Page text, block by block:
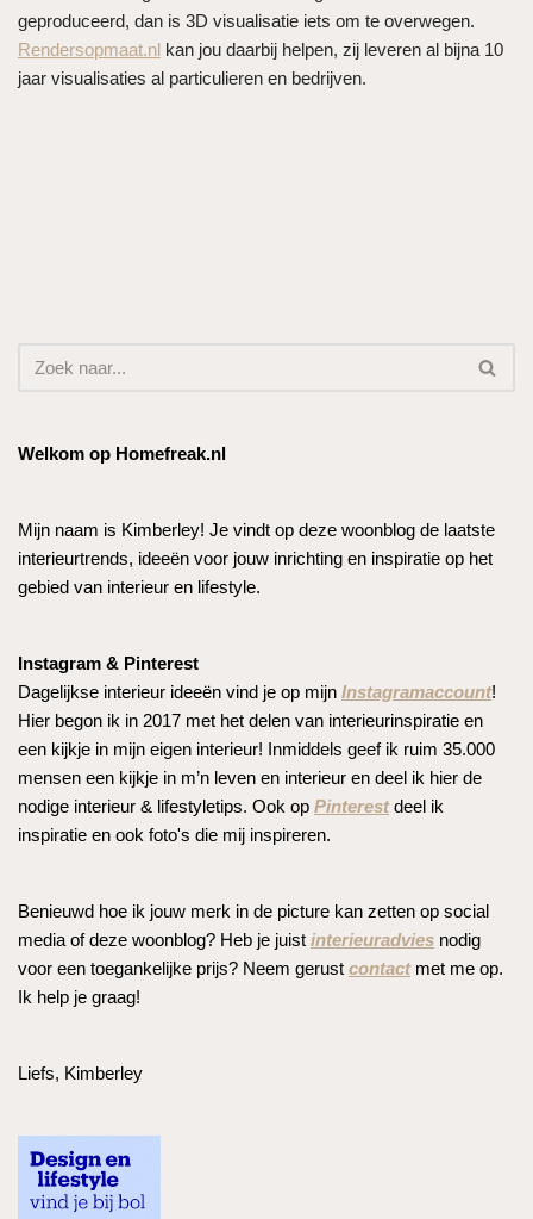
geproduceerd, dan is 3D visualisatie iets om te overwegen.
Rendersopmaat.nl kan jou daarbij helpen, zij leveren al bijna 10
jaar visualisaties al particulieren en bedrijven.
Welkom op Homefreak.nl
Mijn naam is Kimberley! Je vindt op deze woonblog de laatste
interieurtrends, ideeën voor jouw inrichting en inspiratie op het
gebied van interieur en lifestyle.
Instagram & Pinterest
Dagelijkse interieur ideeën vind je op mijn Instagramaccount!
Hier begon ik in 2017 met het delen van interieurinspiratie en
een kijkje in mijn eigen interieur! Inmiddels geef ik ruim 35.000
mensen een kijkje in m’n leven en interieur en deel ik hier de
nodige interieur & lifestyletips. Ook op Pinterestdeel ik
inspiratie en ook foto's die mij inspireren.
Benieuwd hoe ik jouw merk in de picture kan zetten op social
media of deze woonblog? Heb je juist interieuradvies nodig
voor een toegankelijke prijs? Neem gerust contactmet me op.
Ik help je graag!
Liefs, Kimberley